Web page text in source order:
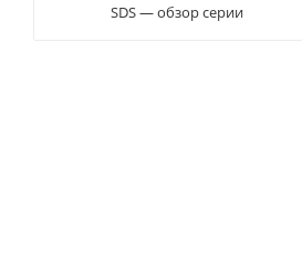
SDS — обзор серии